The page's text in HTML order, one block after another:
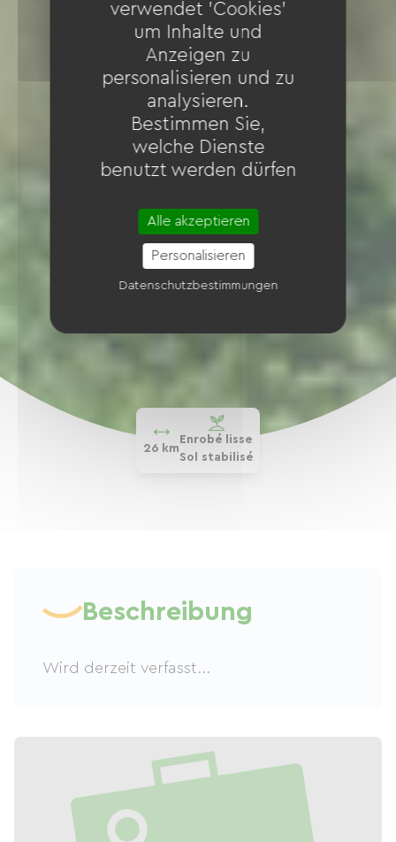
26 km
Enrobé lisse
Sol stabilisé
Beschreibung
Wird derzeit verfasst...
verwendet 'Cookies'
um Inhalte und
Anzeigen zu
personalisieren und zu
analysieren.
Bestimmen Sie,
welche Dienste
benutzt werden dürfen
Alle akzeptieren
Personalisieren
Datenschutzbestimmungen